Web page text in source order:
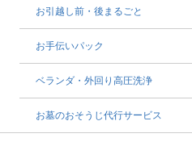
お引越し前・後まるごと
お手伝いパック
ベランダ・外回り高圧洗浄
お墓のおそうじ代行サービス